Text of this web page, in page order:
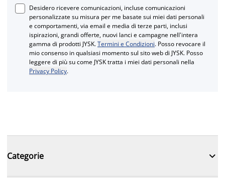
Desidero ricevere comunicazioni, incluse comunicazioni
personalizzate su misura per me basate sui miei dati personali
e comportamenti, via email e media di terze parti, inclusi
ispirazioni, grandi offerte, nuovi lanci e campagne nell'intera
gamma di prodotti JYSK.Termini e Condizioni. Posso revocare il
mio consenso in qualsiasi momento sul sito web di JYSK. Posso
leggere di più su come JYSK tratta i miei dati personali nella
Privacy Policy.
Categorie 